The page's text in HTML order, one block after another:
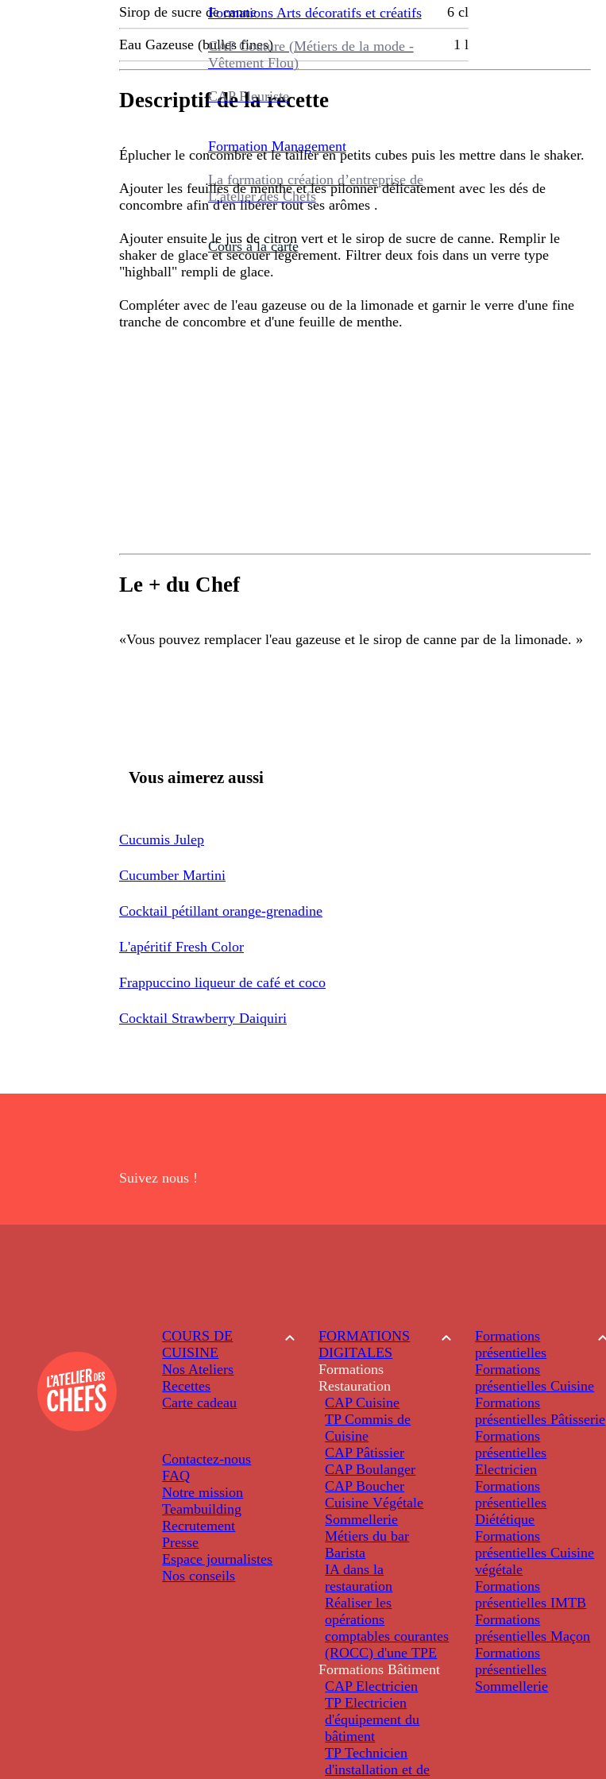
Formations Arts décoratifs et créatifs
CAP Couture (Métiers de la mode -
Vêtement Flou)
CAP Fleuriste
Formation Management
La formation création d’entreprise de
L’atelier des Chefs
Cours à la carte
Sirop de sucre de canne 6 cl
Eau Gazeuse (bulles fines) 1 l
Descriptif de la recette
Éplucher le concombre et le tailler en petits cubes puis les mettre dans le shaker.
Ajouter les feuilles de menthe et les pilonner délicatement avec les dés de
concombre afin d'en libérer tout ses arômes .
Ajouter ensuite le jus de citron vert et le sirop de sucre de canne. Remplir le
shaker de glace et secouer légèrement. Filtrer deux fois dans un verre type
"highball" rempli de glace.
Compléter avec de l'eau gazeuse ou de la limonade et garnir le verre d'une fine
tranche de concombre et d'une feuille de menthe.
Le + du Chef
«Vous pouvez remplacer l'eau gazeuse et le sirop de canne par de la limonade. »
Vous aimerez aussi
Cucumis Julep
Cucumber Martini
Cocktail pétillant orange-grenadine
L'apéritif Fresh Color
Frappuccino liqueur de café et coco
Cocktail Strawberry Daiquiri
Suivez nous !
COURS DE
CUISINE
Nos Ateliers
Recettes
Carte cadeau
Contactez-nous
FAQ
Notre mission
Teambuilding
Recrutement
Presse
Espace journalistes
Nos conseils
FORMATIONS
DIGITALES
Formations
Restauration
CAP Cuisine
TP Commis de
Cuisine
CAP Pâtissier
CAP Boulanger
CAP Boucher
Cuisine Végétale
Sommellerie
Métiers du bar
Barista
IA dans la
restauration
Réaliser les
opérations
comptables courantes
(ROCC) d'une TPE
Formations Bâtiment
CAP Electricien
TP Electricien
d'équipement du
bâtiment
TP Technicien
d'installation et de
Formations
présentielles
Formations
présentielles Cuisine
Formations
présentielles Pâtisserie
Formations
présentielles
Electricien
Formations
présentielles
Diététique
Formations
présentielles Cuisine
végétale
Formations
présentielles IMTB
Formations
présentielles Maçon
Formations
présentielles
Sommellerie